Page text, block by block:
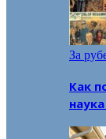
За
Как